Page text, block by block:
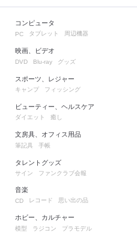
コンピュータ
PC タブレット 周辺機器
映画、ビデオ
DVD Blu-ray グッズ
スポーツ、レジャー
キャンプ フィッシング
ビューティー、ヘルスケア
ダイエット 癒し
文房具、オフィス用品
筆記具 手帳
タレントグッズ
サイン ファンクラブ会報
音楽
CD レコード 思い出の品
ホビー、カルチャー
模型 ラジコン プラモデル